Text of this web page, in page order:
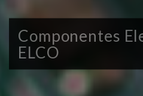
Componentes
ELCO